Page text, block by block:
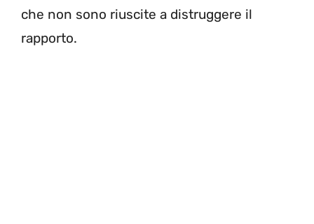
che non sono riuscite a distruggere il
rapporto.